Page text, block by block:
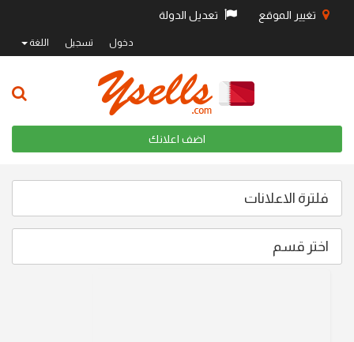
تغيير الموقع تعديل الدولة
دخول تسجيل اللغة
اضف اعلانك
فلترة الاعلانات
اختر قسم